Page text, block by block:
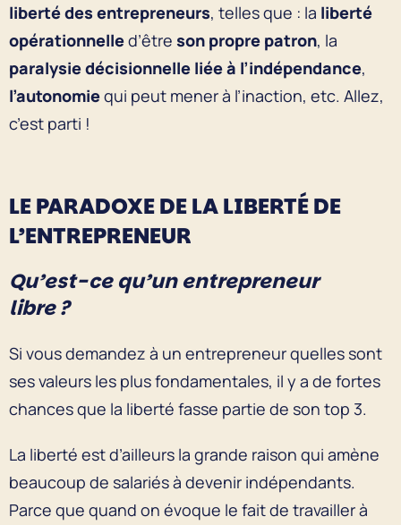
liberté des entrepreneurs, telles que : la liberté
opérationnelled’être son propre patron, la
paralysie décisionnelle liée à l’indépendance,
l’autonomiequi peut mener à l’inaction, etc. Allez,
c’est parti !
LE PARADOXE DE LA LIBERTÉ DE
L’ENTREPRENEUR
Qu’est-ce qu’un entrepreneur
libre ?
Si vous demandez à un entrepreneur quelles sont
ses valeurs les plus fondamentales, il y a de fortes
chances que la liberté fasse partie de son top 3.
La liberté est d’ailleurs la grande raison qui amène
beaucoup de salariés à devenir indépendants.
Parce que quand on évoque le fait de travailler à